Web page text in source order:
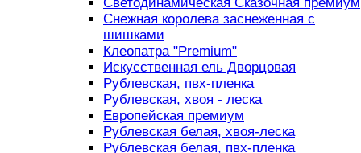
Снежная королева заснеженная с
шишками
Клеопатра "Premium"
Искусственная ель Дворцовая
Рублевская, пвх-пленка
Рублевская, хвоя - леска
Европейская премиум
Рублевская белая, хвоя-леска
Рублевская белая, пвх-пленка